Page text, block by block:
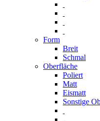
Form
Breit
Schmal
Oberfläche
Poliert
Matt
Eismatt
Sonstige